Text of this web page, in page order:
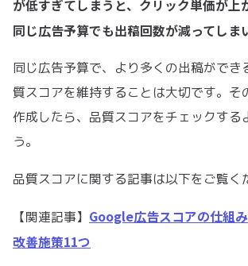
が低すぎてしまうと、クリック単価が上
同じ広告予算でも出稿回数が減ってしま
同じ広告予算で、より多くの出稿ができ
質スコアを維持することは大切です。そ
作成したら、品質スコアをチェックする
う。
品質スコアに関する記事は以下をご覧く
【関連記事】 Google広告スコアの仕組
改善施策11つ